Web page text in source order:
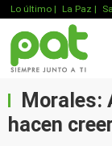
Lo último | La Paz |
Morales:
hacen